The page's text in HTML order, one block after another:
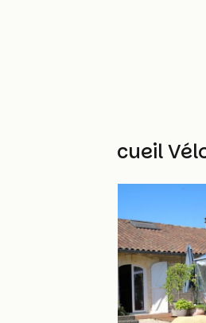
Weitere Accueil